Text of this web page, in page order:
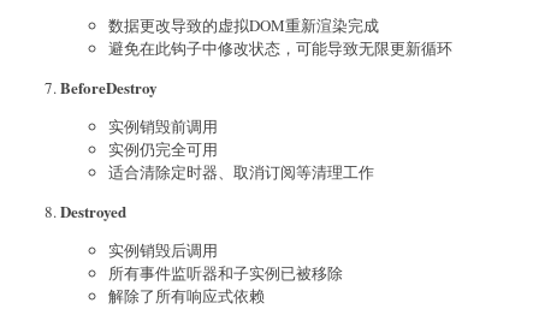
数据更改导致的虚拟DOM重新渲染完成
避免在此钩子中修改状态，可能导致无限更新循环
BeforeDestroy
实例销毁前调用
实例仍完全可用
适合清除定时器、取消订阅等清理工作
Destroyed
实例销毁后调用
所有事件监听器和子实例已被移除
解除了所有响应式依赖